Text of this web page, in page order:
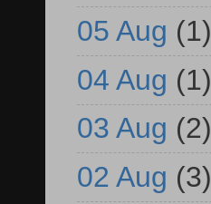
05 Aug (1)
04 Aug (1)
03 Aug (2)
02 Aug (3)